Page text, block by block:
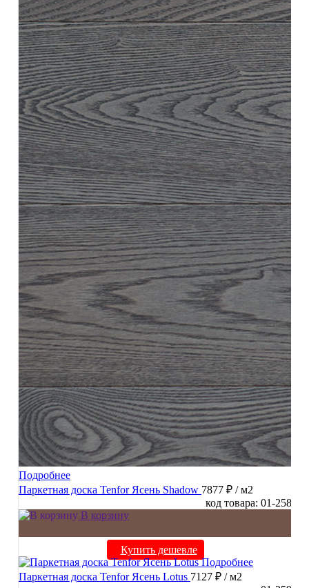
Подробнее
Паркетная доска Tenfor Ясень Shadow 7877 ₽ / м2
код товара: 01-258
В корзину
Купить дешевле
Подробнее
Паркетная доска Tenfor Ясень Lotus 7127 ₽ / м2